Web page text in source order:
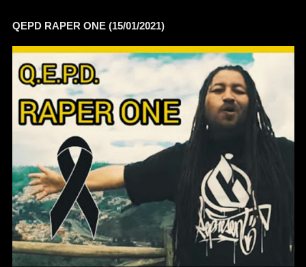
QEPD RAPER ONE (15/01/2021)